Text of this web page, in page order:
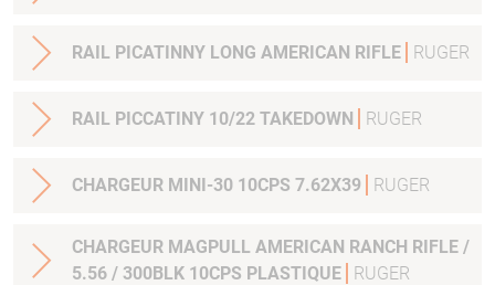
RAIL PICATINNY LONG AMERICAN RIFLE RUGER
RAIL PICCATINY 10/22 TAKEDOWN RUGER
CHARGEUR MINI-30 10CPS 7.62X39 RUGER
CHARGEUR MAGPULL AMERICAN RANCH RIFLE /
5.56 / 300BLK 10CPS PLASTIQUE
RUGER